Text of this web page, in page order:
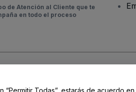
de Atención al Cliente que te
en todo el proceso
“Permitir Todas”, estarás de acuerdo